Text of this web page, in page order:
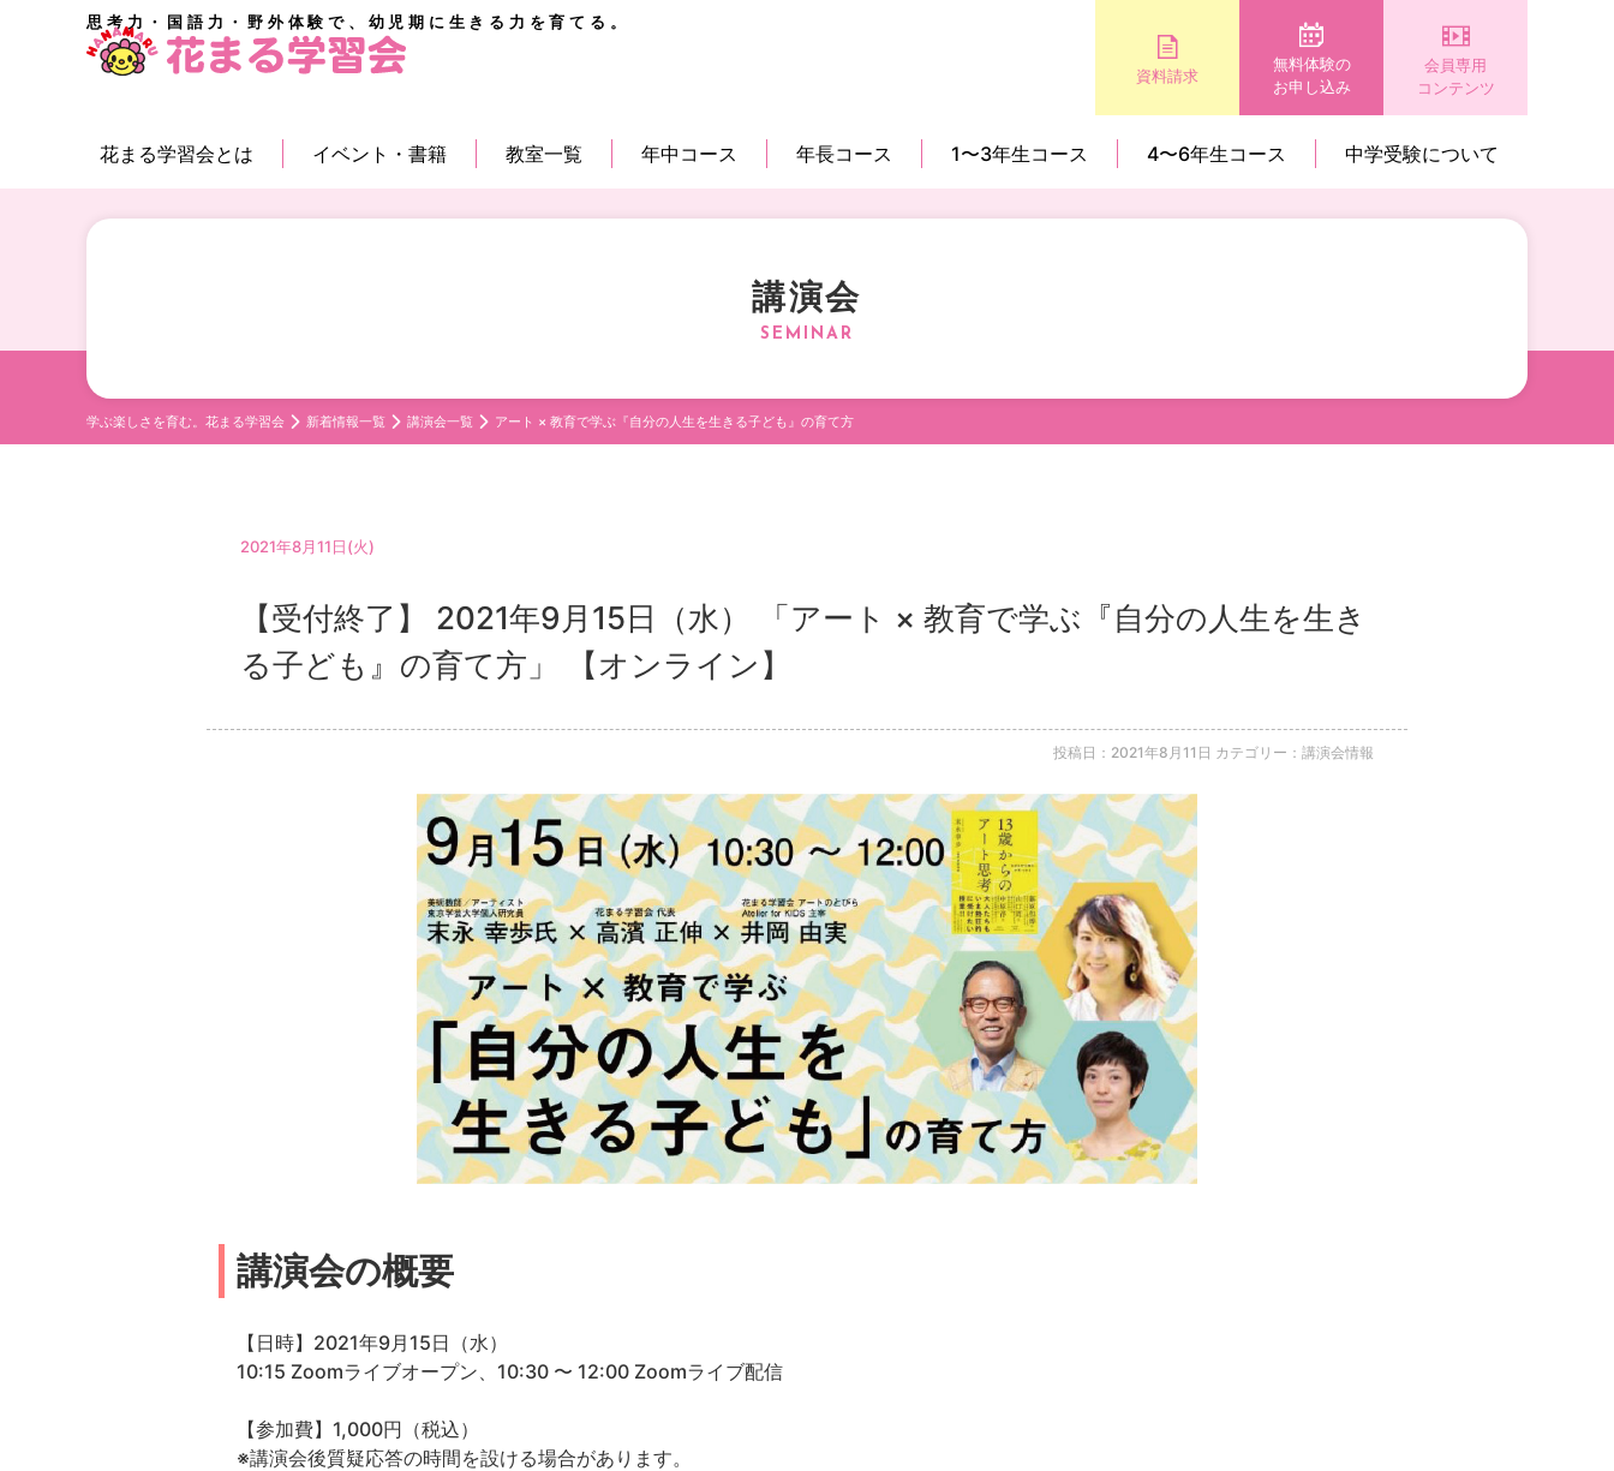
思考力・国語力・野外体験で、幼児期に生きる力を育てる。
資料請求
無料体験の
お申し込み
会員専用
コンテンツ
花まる学習会とは イベント・書籍 教室一覧 年中コース 年長コース 1〜3年生コース 4〜6年生コース 中学受験について
講演会
学ぶ楽しさを育む。花まる学習会 新着情報一覧 講演会一覧 アート × 教育で学ぶ『自分の人生を生きる子ども』の育て方
2021年8月11日(火)
【受付終了】 2021年9月15日（水） 「アート × 教育で学ぶ『自分の人生を生き
る子ども』の育て方」 【オンライン】
投稿日：2021年8月11日 カテゴリー：講演会情報
講演会の概要
【日時】2021年9月15日（水）
10:15 Zoomライブオープン、10:30 〜 12:00 Zoomライブ配信
【参加費】1,000円（税込）
※講演会後質疑応答の時間を設ける場合があります。